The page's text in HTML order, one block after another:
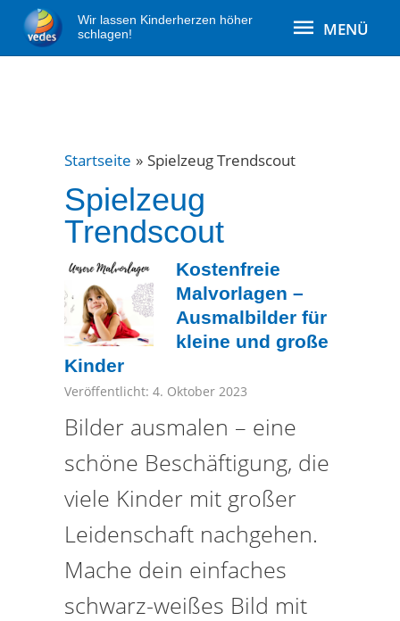
Zum
Inhalt
springen
Wir lassen Kinderherzen höher
schlagen!
MENÜ
MENÜ
Startseite Spielzeug Trendscout
Spielzeug
Trendscout
Kostenfreie
Malvorlagen –
Ausmalbilder für
kleine und große
Kinder
Veröffentlicht: 4. Oktober 2023
Bilder ausmalen – eine
schöne Beschäftigung, die
viele Kinder mit großer
Leidenschaft nachgehen.
Mache dein einfaches
schwarz-weißes Bild mit